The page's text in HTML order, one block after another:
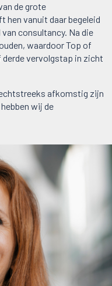
de grote
hen vanuit daar begeleid
consultancy. Na die
waardoor Top of
derde vervolgstap in zicht
afkomstig zijn
wij de